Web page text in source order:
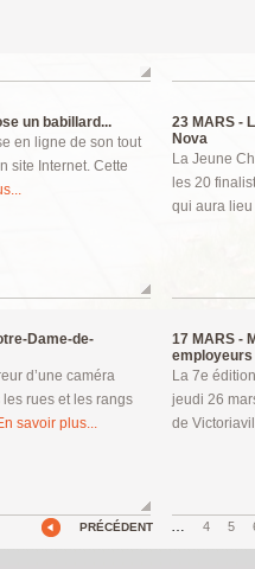
un babillard...
en ligne de son tout
site Internet. Cette
23 MARS -
Nova
La Jeune
les 20
qui aura
Dame-de-
d’une caméra
rues et les rangs
savoir plus...
17 MARS -
employeurs
La 7e
jeudi 26
de
PRÉCÉDENT … 4 5